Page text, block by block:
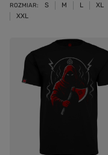
ROZMIAR: S M L
XL
XXL